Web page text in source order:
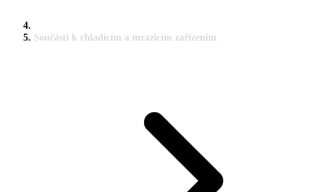
Součásti k chladicím a mrazicím zařízením